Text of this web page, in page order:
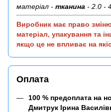
матеріал - тканина - 2.0 -
Виробник має право
матеріал, упакування та
якщо це не впливає на
Оплата
100 % предоплата на
Дмитрук Ірина